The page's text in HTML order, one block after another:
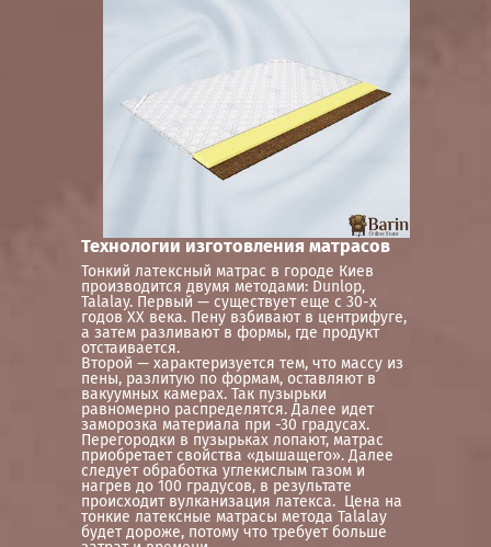
Технологии изготовления матрасов
Тонкий латексный матрас в городе Киев
производится двумя методами: Dunlop,
Talalay. Первый — существует еще с 30-х
годов ХХ века. Пену взбивают в центрифуге,
а затем разливают в формы, где продукт
отстаивается.
Второй — характеризуется тем, что массу из
пены, разлитую по формам, оставляют в
вакуумных камерах. Так пузырьки
равномерно распределятся. Далее идет
заморозка материала при -30 градусах.
Перегородки в пузырьках лопают, матрас
приобретает свойства «дышащего». Далее
следует обработка углекислым газом и
нагрев до 100 градусов, в результате
происходит вулканизация латекса. Цена на
тонкие латексные матрасы метода Talalay
будет дороже, потому что требует больше